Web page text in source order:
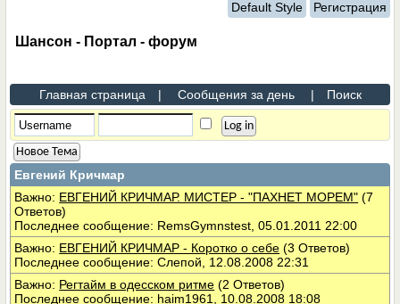
Default Style Регистрация
Шансон - Портал - форум
Главная страница | Сообщения за день | Поиск
Новое Тема
Евгений Кричмар
Важно: ЕВГЕНИЙ КРИЧМАР. МИСТЕР - "ПАХНЕТ МОРЕМ" (7
Ответов)
Последнее сообщение: RemsGymnstest, 05.01.2011 22:00
Важно: ЕВГЕНИЙ КРИЧМАР - Коротко о себе (3 Ответов)
Последнее сообщение: Слепой, 12.08.2008 22:31
Важно: Регтайм в одесском ритме (2 Ответов)
Последнее сообщение: haim1961, 10.08.2008 18:08